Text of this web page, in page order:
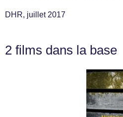
DHR, juillet 2017
2 films dans la base